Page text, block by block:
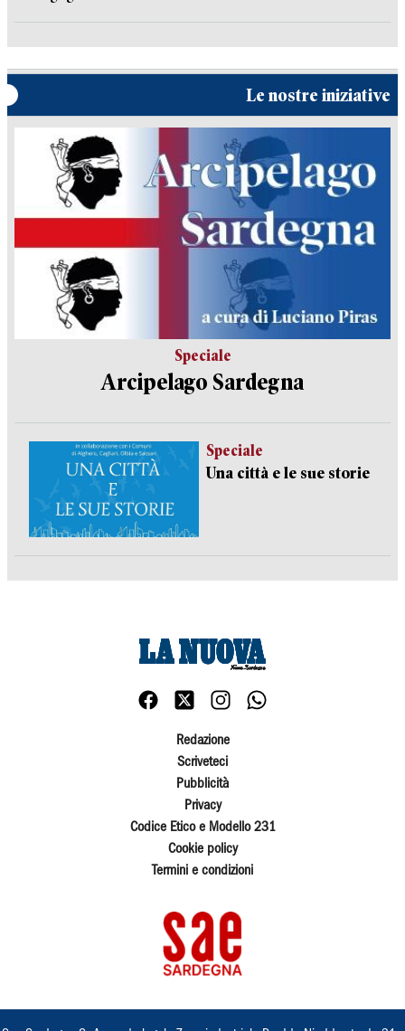
Le nostre iniziative
Speciale
Arcipelago Sardegna
Speciale
Una città e le sue storie
Redazione
Scriveteci
Pubblicità
Privacy
Codice Etico e Modello 231
Cookie policy
Termini e condizioni